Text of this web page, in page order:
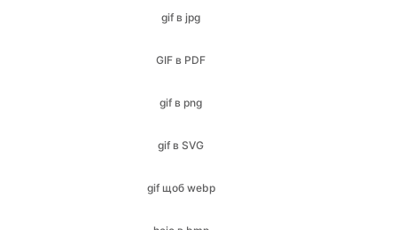
gif в png
gif щоб webp
heic в bmp
heic в gif